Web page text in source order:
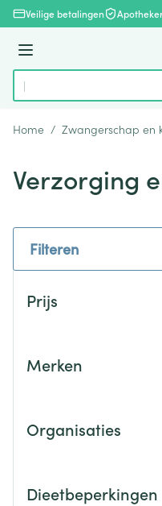
Ga naar de inhoud
Veilige betalingen
Menu
Product, merk, categorie...
Home / Zwangerschap en
Verzorging
Filteren
Prijs
Merken
Organisaties
Dieetbeperkingen